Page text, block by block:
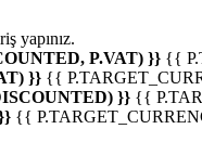
yapınız.
P.VAT) }} {{
}} {{
}} {{
{{